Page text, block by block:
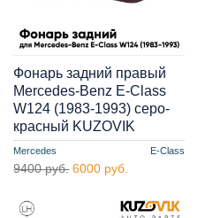
Mercedes E-Class
Фонарь задний правый
Mercedes-Benz E-Class
W124 (1983-1993) серо-
красный KUZOVIK
9400 руб. 6000 руб.